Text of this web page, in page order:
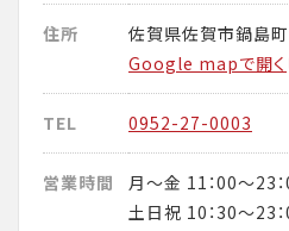
住所
佐賀県佐賀市鍋島
Google mapで開く
TEL 0952-27-0003
営業時間
月～金 11：00～23
土日祝 10：30～23